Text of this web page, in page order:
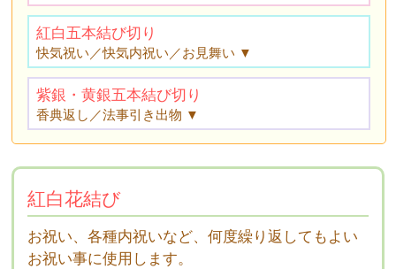
紅白五本結び切り
快気祝い／快気内祝い／お見舞い ▼
紫銀・黄銀五本結び切り
香典返し／法事引き出物 ▼
紅白花結び
お祝い、各種内祝いなど、何度繰り返してもよい
お祝い事に使用します。